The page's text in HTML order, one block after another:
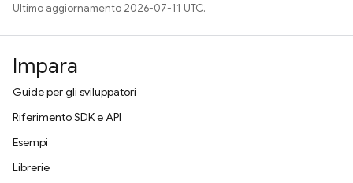
Ultimo aggiornamento 2026-07-11 UTC.
Impara
Guide per gli sviluppatori
Riferimento SDK e API
Esempi
Librerie